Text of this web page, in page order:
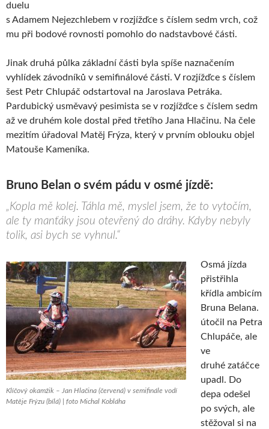
duelu
s Adamem Nejezchlebem v rozjížďce s číslem sedm vrch, což
mu při bodové rovnosti pomohlo do nadstavbové části.
Jinak druhá půlka základní části byla spíše naznačením
vyhlídek závodníků v semifinálové části. V rozjížďce s číslem
šest Petr Chlupáč odstartoval na Jaroslava Petráka.
Pardubický usměvavý pesimista se v rozjížďce s číslem sedm
až ve druhém kole dostal před třetího Jana Hlačinu. Na čele
mezitím úřadoval Matěj Frýza, který v prvním oblouku objel
Matouše Kameníka.
Bruno Belan o svém pádu v osmé jízdě:
„Kopla mě kolej. Táhla mě, myslel jsem, že to vytočím,
ale ty manťáky jsou otevřený do dráhy. Kdyby nebyly
tolik, asi bych se vyhnul.“
Klíčový okamžik – Jan Hlačina (červená) v semifinále vodí
Matěje Frýzu (bílá) | foto Michal Kobláha
Osmá jízda
přistřihla
křídla ambicím
Bruna Belana.
útočil na Petra
Chlupáče, ale
ve
druhé zatáčce
upadl. Do
depa odešel
po svých, ale
stěžoval si na